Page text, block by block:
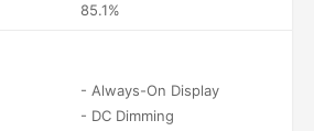
85.1%
- Always-On Display
- DC Dimming